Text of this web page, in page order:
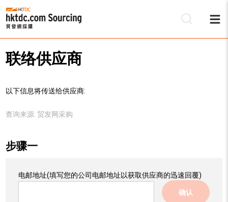
联络供应商
以下信息将传送给供应商:
查询来源: 贸发网采购
步骤一
电邮地址(填写您的公司电邮地址以获取供应商的迅速回覆)
确认